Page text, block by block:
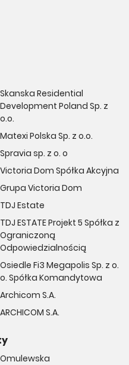
Skanska Residential
Development Poland Sp. z
o.o.
Matexi Polska Sp. z o.o.
Spravia sp. z o. o
Victoria Dom Spółka Akcyjna
Grupa Victoria Dom
TDJ Estate
TDJ ESTATE Projekt 5 Spółka z
Ograniczoną
Odpowiedzialnością
Osiedle Fi3 Megapolis Sp. z o.
o. Spółka Komandytowa
Archicom S.A.
ARCHICOM S.A.
Omulewska